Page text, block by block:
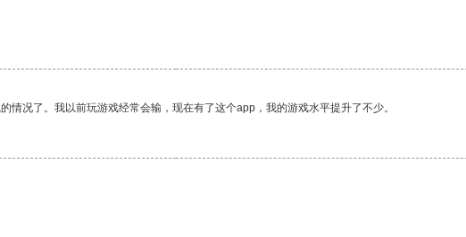
况了。我以前玩游戏经常会输，现在有了这个app，我的游戏水平提升了不少。